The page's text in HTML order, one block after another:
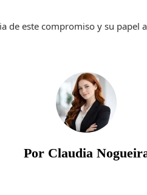
de este compromiso y su papel
Por Claudia